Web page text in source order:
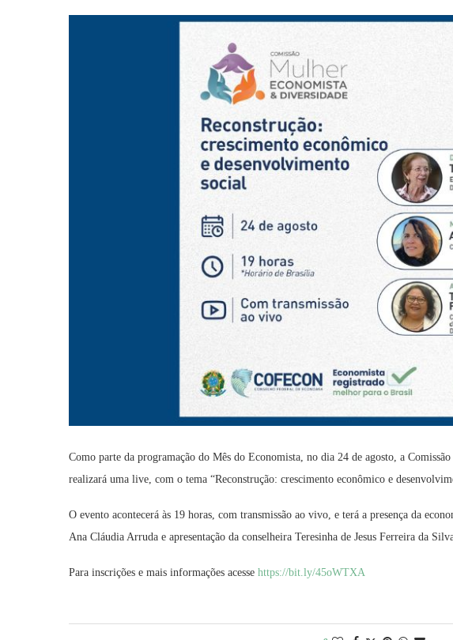
Como parte da programação do Mês do Economista, no dia 24 de agosto, a
realizará uma live, com o tema “Reconstrução: crescimento econômico e
O evento acontecerá às 19 horas, com transmissão ao vivo, e terá a presença da
Ana Cláudia Arruda e apresentação da conselheira Teresinha de Jesus Ferreira da
Para inscrições e mais informações acesse https://bit.ly/45oWTXA